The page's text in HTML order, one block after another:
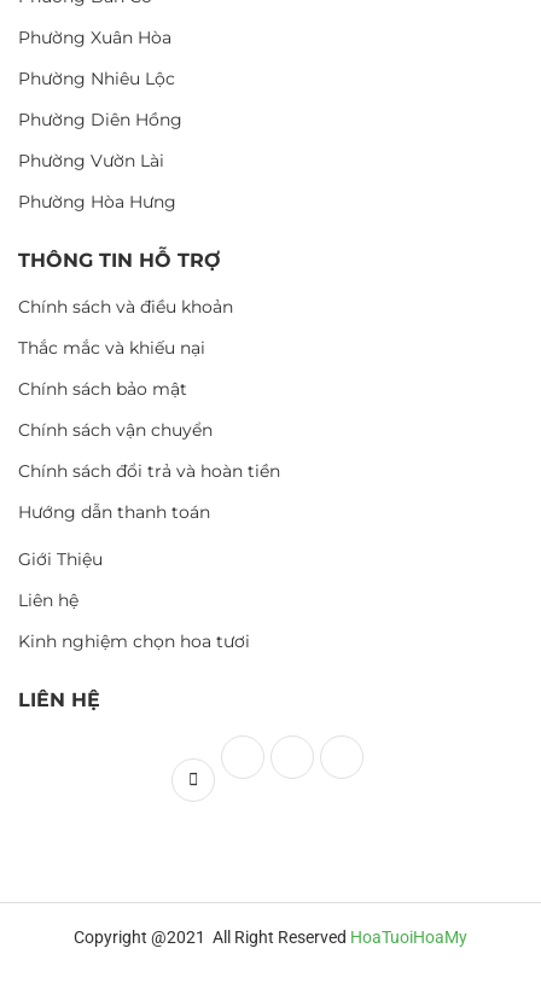
Phường Xuân Hòa
Phường Nhiêu Lộc
Phường Diên Hồng
Phường Vườn Lài
Phường Hòa Hưng
THÔNG TIN HỖ TRỢ
Chính sách và điều khoản
Thắc mắc và khiếu nại
Chính sách bảo mật
Chính sách vận chuyển
Chính sách đổi trả và hoàn tiền
Hướng dẫn thanh toán
Giới Thiệu
Liên hệ
Kinh nghiệm chọn hoa tươi
LIÊN HỆ
Copyright @2021 All Right Reserved HoaTuoiHoaMy